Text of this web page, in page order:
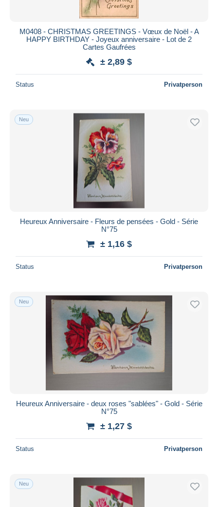
M0408 - CHRISTMAS GREETINGS - Vœux de Noël - A
HAPPY BIRTHDAY - Joyeux anniversaire - Lot de 2
Cartes Gaufrées
± 2,89 $
Status Privatperson
Neu
Heureux Anniversaire - Fleurs de pensées - Gold - Série
N°75
± 1,16 $
Status Privatperson
Neu
Heureux Anniversaire - deux roses "sablées" - Gold - Série
N°75
± 1,27 $
Status Privatperson
Neu